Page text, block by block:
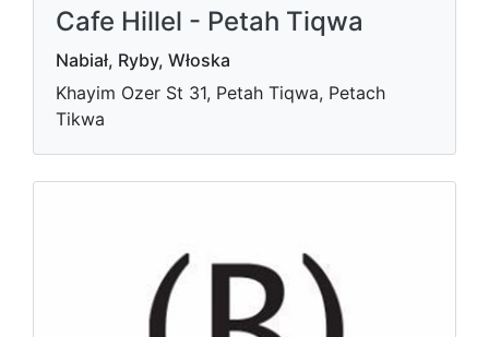
Cafe Hillel - Petah Tiqwa
Nabiał, Ryby, Włoska
Khayim Ozer St 31, Petah Tiqwa, Petach
Tikwa